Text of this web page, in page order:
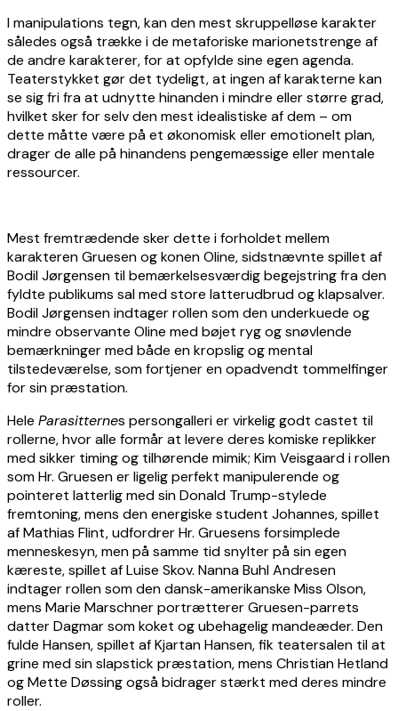
I manipulations tegn, kan den mest skruppelløse karakter
således også trække i de metaforiske marionetstrenge af
de andre karakterer, for at opfylde sine egen agenda.
Teaterstykket gør det tydeligt, at ingen af karakterne kan
se sig fri fra at udnytte hinanden i mindre eller større grad,
hvilket sker for selv den mest idealistiske af dem – om
dette måtte være på et økonomisk eller emotionelt plan,
drager de alle på hinandens pengemæssige eller mentale
ressourcer.
Mest fremtrædende sker dette i forholdet mellem
karakteren Gruesen og konen Oline, sidstnævnte spillet af
Bodil Jørgensen til bemærkelsesværdig begejstring fra den
fyldte publikums sal med store latterudbrud og klapsalver.
Bodil Jørgensen indtager rollen som den underkuede og
mindre observante Oline med bøjet ryg og snøvlende
bemærkninger med både en kropslig og mental
tilstedeværelse, som fortjener en opadvendt tommelfinger
for sin præstation.
Hele Parasitternes persongalleri er virkelig godt castet til
rollerne, hvor alle formår at levere deres komiske replikker
med sikker timing og tilhørende mimik; Kim Veisgaard i rollen
som Hr. Gruesen er ligelig perfekt manipulerende og
pointeret latterlig med sin Donald Trump-stylede
fremtoning, mens den energiske student Johannes, spillet
af Mathias Flint, udfordrer Hr. Gruesens forsimplede
menneskesyn, men på samme tid snylter på sin egen
kæreste, spillet af Luise Skov. Nanna Buhl Andresen
indtager rollen som den dansk-amerikanske Miss Olson,
mens Marie Marschner portrætterer Gruesen-parrets
datter Dagmar som koket og ubehagelig mandeæder. Den
fulde Hansen, spillet af Kjartan Hansen, fik teatersalen til at
grine med sin slapstick præstation, mens Christian Hetland
og Mette Døssing også bidrager stærkt med deres mindre
roller.